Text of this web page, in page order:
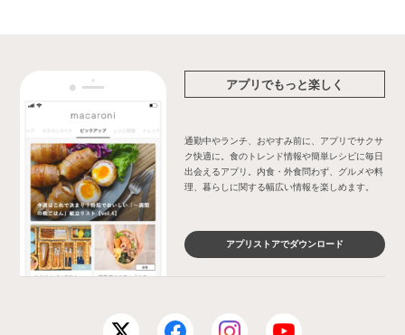
アプリでもっと楽しく
通勤中やランチ、おやすみ前に、アプリでサクサ
ク快適に。食のトレンド情報や簡単レシピに毎日
出会えるアプリ。内食・外食問わず、グルメや料
理、暮らしに関する幅広い情報を楽しめます。
アプリストアでダウンロード